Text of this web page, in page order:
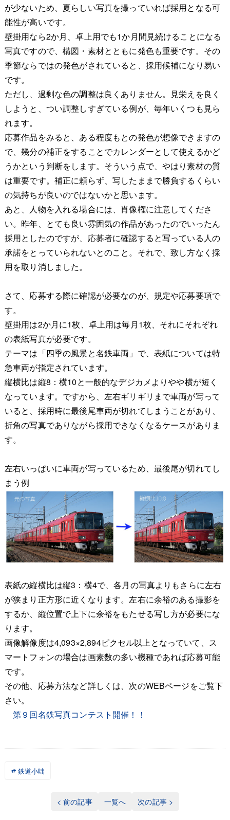
が少ないため、夏らしい写真を撮っていれば採用となる可
能性が高いです。
壁掛用なら2か月、卓上用でも1か月間見続けることになる
写真ですので、構図・素材とともに発色も重要です。その
季節ならではの発色がされていると、採用候補になり易い
です。
ただし、過剰な色の調整は良くありません。見栄えを良く
しようと、つい調整しすぎている例が、毎年いくつも見ら
れます。
応募作品をみると、ある程度もとの発色が想像できますの
で、幾分の補正をすることでカレンダーとして使えるかど
うかという判断をします。そういう点で、やはり素材の質
は重要です。補正に頼らず、写したままで勝負するくらい
の気持ちが良いのではないかと思います。
あと、人物を入れる場合には、肖像権に注意してくださ
い。昨年、とても良い雰囲気の作品があったのでいったん
採用としたのですが、応募者に確認すると写っている人の
承諾をとっていられないとのこと。それで、致し方なく採
用を取り消しました。
さて、応募する際に確認が必要なのが、規定や応募要項で
す。
壁掛用は2か月に1枚、卓上用は毎月1枚、それにそれぞれ
の表紙写真が必要です。
テーマは「四季の風景と名鉄車両」で、表紙については特
急車両が指定されています。
縦横比は縦8：横10と一般的なデジカメよりやや横が短く
なっています。ですから、左右ギリギリまで車両が写って
いると、採用時に最後尾車両が切れてしまうことがあり、
折角の写真でありながら採用できなくなるケースがありま
す。
左右いっぱいに車両が写っているため、最後尾が切れてし
まう例
表紙の縦横比は縦3：横4で、各月の写真よりもさらに左右
が狭まり正方形に近くなります。左右に余裕のある撮影を
するか、縦位置で上下に余裕をもたせる写し方が必要にな
ります。
画像解像度は4,093×2,894ピクセル以上となっていて、ス
マートフォンの場合は画素数の多い機種であれば応募可能
です。
その他、応募方法など詳しくは、次のWEBページをご覧下
さい。
第９回名鉄写真コンテスト開催！！
鉄道小咄
< 前の記事 一覧へ 次の記事 >